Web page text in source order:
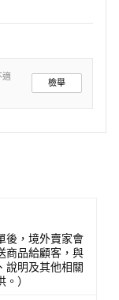
適
檢舉
後，境外賣家會
商品給顧客，與
說明及其他相關
）